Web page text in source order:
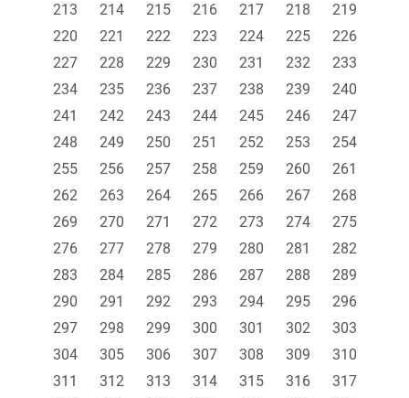
213
214 215 216 217 218
219
220
221 222 223 224 225
226
227
228 229 230 231 232
233
234
235 236 237 238 239
240
241
242 243 244 245 246
247
248
249 250 251 252 253
254
255
256 257 258 259 260
261
262
263 264 265 266 267
268
269
270 271 272 273 274
275
276
277 278 279 280 281
282
283
284 285 286 287 288
289
290
291 292 293 294 295
296
297
298 299 300 301 302
303
304
305 306 307 308 309
310
311
312 313 314 315 316
317